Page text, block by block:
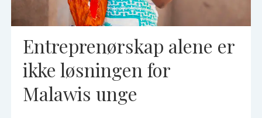
Entreprenørskap alene er
ikke løsningen for
Malawis unge